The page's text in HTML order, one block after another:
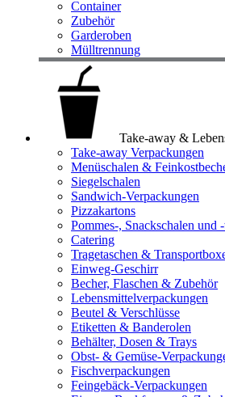
Container
Zubehör
Garderoben
Mülltrennung
Take-away &
Take-away Verpackungen
Menüschalen &
Siegelschalen
Sandwich-Verpackungen
Pizzakartons
Pommes-, Snackschalen und
Catering
Tragetaschen &
Einweg-Geschirr
Becher, Flaschen & Zubehör
Lebensmittelverpackungen
Beutel & Verschlüsse
Etiketten & Banderolen
Behälter, Dosen & Trays
Obst- & Gemüse-
Fischverpackungen
Feingebäck-Verpackungen